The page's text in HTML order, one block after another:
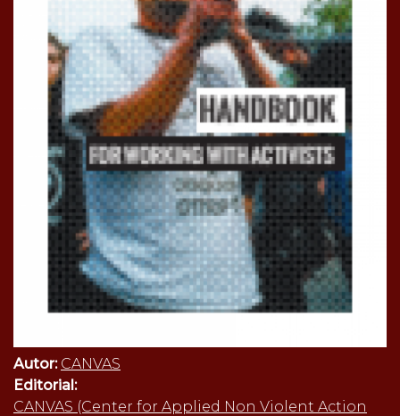
Autor: CANVAS
Editorial:
CANVAS (Center for Applied Non Violent Action